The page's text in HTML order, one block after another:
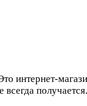
интернет-